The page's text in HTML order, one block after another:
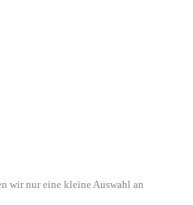
wir nur eine kleine Auswahl an